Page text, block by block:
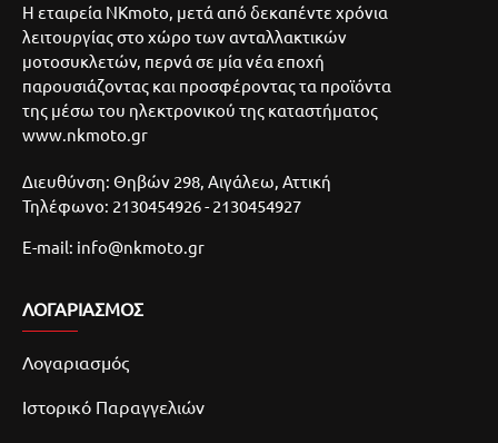
Η εταιρεία NKmoto, μετά από δεκαπέντε χρόνια
λειτουργίας στο χώρο των ανταλλακτικών
μοτοσυκλετών, περνά σε μία νέα εποχή
παρουσιάζοντας και προσφέροντας τα προϊόντα
της μέσω του ηλεκτρονικού της καταστήματος
www.nkmoto.gr
Διευθύνση: Θηβών 298, Αιγάλεω, Αττική
Τηλέφωνο: 2130454926 - 2130454927
E-mail: info@nkmoto.gr
ΛΟΓΑΡΙΑΣΜΌΣ
Λογαριασμός
Ιστορικό Παραγγελιών